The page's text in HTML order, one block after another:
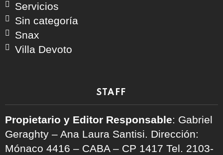
Servicios
Sin categoría
Snax
Villa Devoto
STAFF
Propietario y Editor Responsable: Gabriel
Geraghty – Ana Laura Santisi. Dirección:
Mónaco 4416 – CABA – CP 1417 Tel. 2103-